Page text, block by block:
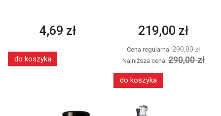
4,69 zł
do koszyka
219,00 zł
Cena regularna:290,00 zł
Najniższa cena:290,00 zł
do koszyka